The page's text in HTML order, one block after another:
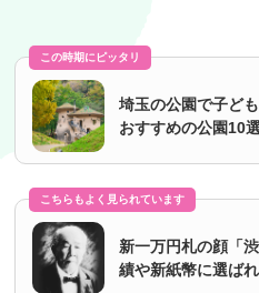
この時期にピッタリ
埼玉の公園で子ど
おすすめの公園10選
こちらもよく見られています
新一万円札の顔「
績や新紙幣に選ば